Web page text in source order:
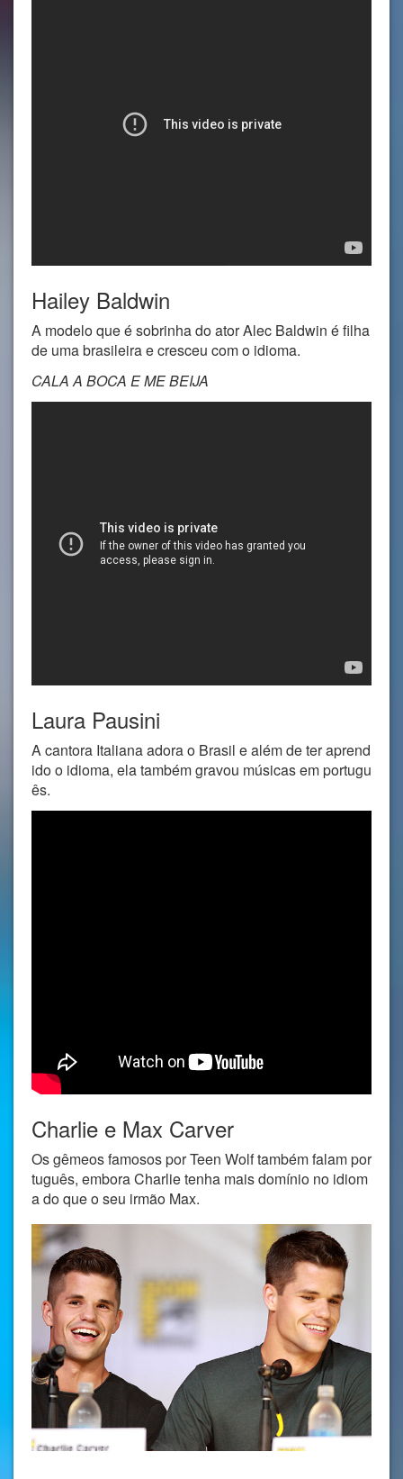
Hailey Baldwin
A modelo que é sobrinha do ator Alec Baldwin é filha
de uma brasileira e cresceu com o idioma.
CALA A BOCA E ME BEIJA
Laura Pausini
A cantora Italiana adora o Brasil e além de ter aprend
ido o idioma, ela também gravou músicas em portugu
ês.
Charlie e Max Carver
Os gêmeos famosos por Teen Wolf também falam por
tuguês, embora Charlie tenha mais domínio no idiom
a do que o seu irmão Max.